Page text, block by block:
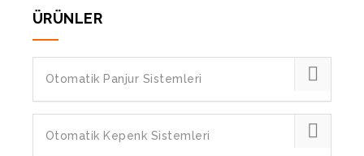
ÜRÜNLER
Otomatik Panjur Sistemleri
Otomatik Kepenk Sistemleri